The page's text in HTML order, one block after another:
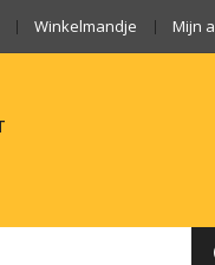
Winkelmandje Mijn